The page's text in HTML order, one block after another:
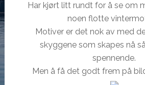
Har kjørt litt rundt for å se om
noen flotte
Motiver er det nok av med
skyggene som skapes nå
spennende.
Men å få det godt frem på